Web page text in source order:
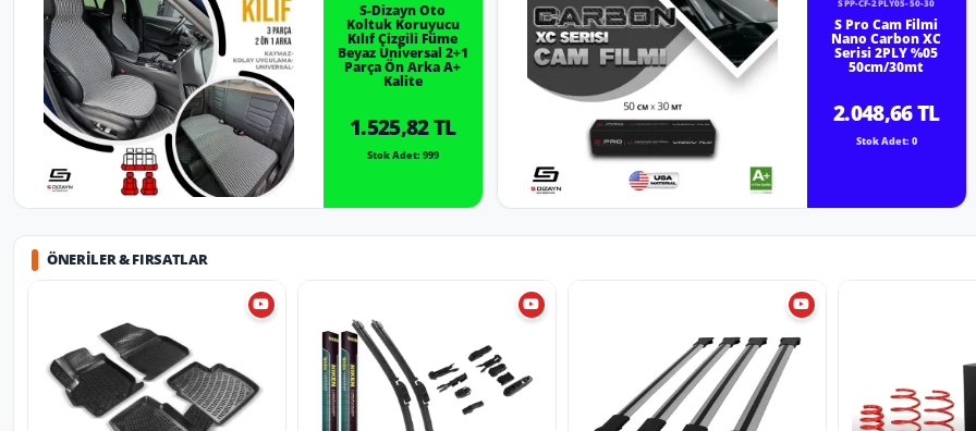
S-Dizayn Oto
Koltuk Koruyucu
Kılıf Çizgili Füme
Beyaz Universal 2+1
Parça Ön Arka A+
Kalite
1.525,82 TL
Stok Adet: 999
SPP-CF-2PLY05-50-30
S Pro Cam Filmi
Nano Carbon XC
Serisi 2PLY %05
50cm/30mt
2.048,66 TL
Stok Adet: 0
ÖNERILER & FIRSATLAR